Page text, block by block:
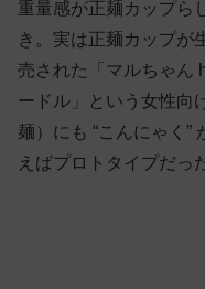
重量感が正麺カップら
き。実は正麺カップが
売された「マルちゃん
ードル」という女性向
麺）にも “こんにゃく”
えばプロトタイプだっ